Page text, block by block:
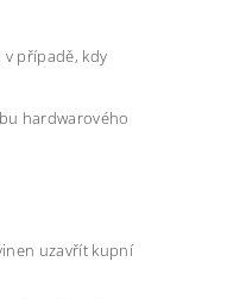
v případě, kdy
hardwarového
uzavřít kupní